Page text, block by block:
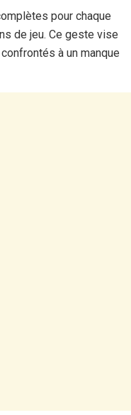
pour chaque
de jeu. Ce geste vise
à un manque